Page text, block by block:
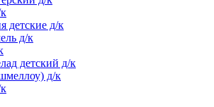
детские д/к
д/к
детский д/к
д/к